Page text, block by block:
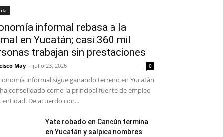
informal rebasa a la
en Yucatán; casi 360 mil
trabajan sin prestaciones
May - julio 23, 2026 0
informal sigue ganando terreno en Yucatán
consolidado como la principal fuente de empleo
entidad. De acuerdo con...
Yate robado en Cancún termina
en Yucatán y salpica nombres